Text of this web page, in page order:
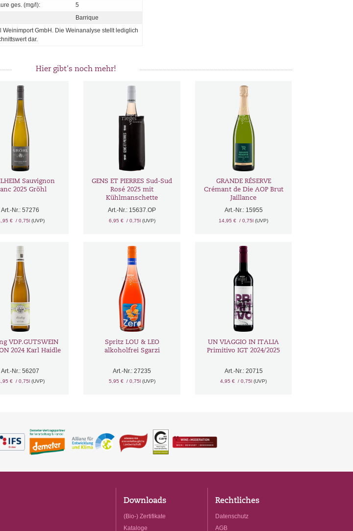
ges. (mg/l):
5
Barrique
Weinimport GmbH. Die Weinanalyse stellt lediglich
dar.
Hier gibt's noch mehr!
Sauvignon
2025 Gröhl
Art.-Nr.: 57276
€ / 0,75l(UVP)
GENS ET PIERRES Sud-Sud
Rosé 2025 mit
Kühlmanschette
Art.-Nr.: 15637.OP
6,95 € / 0,75l (UVP)
GRANDE RÉSERVE
Crémant de Die AOP Brut
Jaillance
Art.-Nr.: 15955
14,95 € / 0,75l(UVP)
VDP.GUTSWEIN
2024 Karl Haidle
Art.-Nr.: 56207
€ / 0,75l(UVP)
Spritz LOU & LEO
alkoholfrei Sgarzi
Art.-Nr.: 27235
5,95 € / 0,75l (UVP)
UN VIAGGIO IN ITALIA
Primitivo IGT 2024/2025
Art.-Nr.: 20715
4,95 € / 0,75l(UVP)
Downloads
(Bio-) Zertifikate
Kataloge
Rechtliches
Datenschutz
AGB